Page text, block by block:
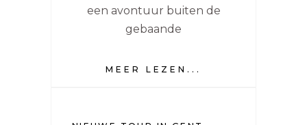
een avontuur buiten de
gebaande
MEER LEZEN...